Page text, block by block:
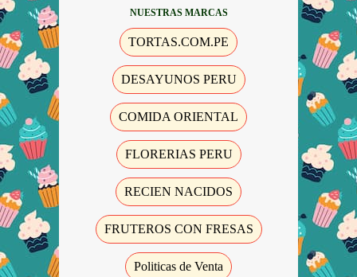
NUESTRAS MARCAS
TORTAS.COM.PE
DESAYUNOS PERU
COMIDA ORIENTAL
FLORERIAS PERU
RECIEN NACIDOS
FRUTEROS CON FRESAS
Politicas de Venta